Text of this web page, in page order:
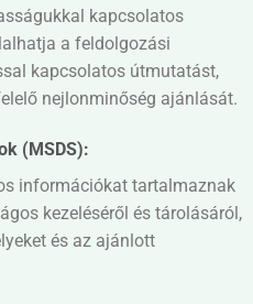
kapcsolatos
a feldolgozási
kapcsolatos útmutatást,
nejlonminőség ajánlását.
(MSDS):
információkat tartalmaznak
kezeléséről és tárolásáról,
és az ajánlott